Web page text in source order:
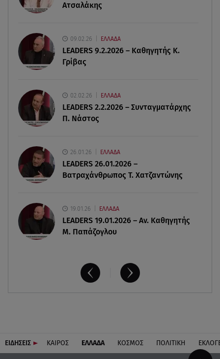
Flying Week 2026
08.08.26 , 12:42
08.08.26 , 12:30
Πρωταγωνίστρια της Λάμψης: «Στο θέατρο με
σνόμπαραν πάρα πολύ»
08.08.26 , 12:15
Κυψέλη: «Ο 26χρονος είχε γυρίσει την πλάτη του
στον χριστιανισμό»
Ατσαλάκης
09.02.26 ΕΛΛΑΔΑ
LEADERS 9.2.2026 – Καθηγητής Κ.
Γρίβας
02.02.26 ΕΛΛΑΔΑ
LEADERS 2.2.2026 – Συνταγματάρχης
Π. Νάστος
26.01.26 ΕΛΛΑΔΑ
LEADERS 26.01.2026 –
Βατραχάνθρωπος Τ. Χατζαντώνης
19.01.26 ΕΛΛΑΔΑ
LEADERS 19.01.2026 – Αν. Καθηγητής
Μ. Παπάζογλου
ΕΙΔΗΣΕΙΣ ΚΑΙΡΟΣ ΕΛΛΑΔΑ ΚΟΣΜΟΣ ΠΟΛΙΤΙΚΗ